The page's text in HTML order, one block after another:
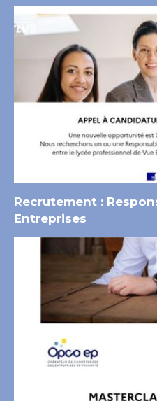
Recrutement :
Entreprises